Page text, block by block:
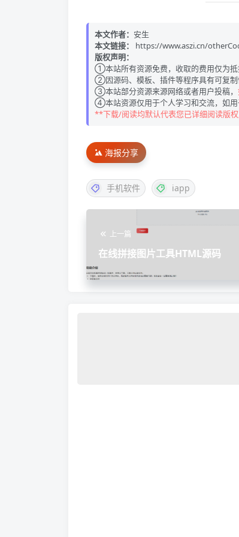
本文作者： 安生
本文链接：
https://www.aszi.cn/
版权声明：
①本站所有资源免费，收取的费用仅为抵
②因源码、模板、插件等程序具有可复制
③本站部分资源来源网络或者用户投稿，
④本站资源仅用于个人学习和交流，如用
**下载/阅读均默认代表您已详细阅读版
海报分享
手机软件 iapp
上一篇
在线拼接图片工具HTML源码